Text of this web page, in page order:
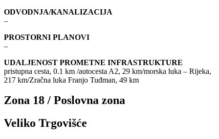
ODVODNJA/KANALIZACIJA
–
PROSTORNI PLANOVI
–
UDALJENOST PROMETNE INFRASTRUKTURE
pristupna cesta, 0.1 km /autocesta A2, 29 km/morska luka – Rijeka,
217 km/Zračna luka Franjo Tuđman, 49 km
Zona 18 / Poslovna zona
Veliko Trgovišće